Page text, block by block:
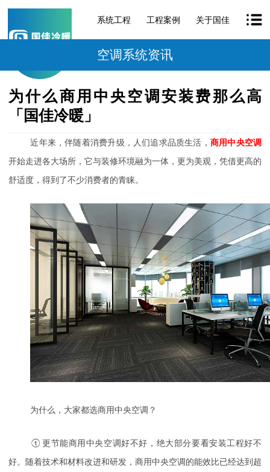
系统工程 工程案例 关于国佳
空调系统资讯
为什么商用中央空调安装费那么高
「国佳冷暖」
近年来，伴随着消费升级，人们追求品质生活， 商用中央空调
开始走进各大场所，它与装修环境融为一体，更为美观，凭借更高的
舒适度，得到了不少消费者的青睐。
为什么，大家都选商用中央空调？
① 更节能商用中央空调好不好，绝大部分要看安装工程好不
好。随着技术和材料改进和研发，商用中央空调的能效比已经达到超